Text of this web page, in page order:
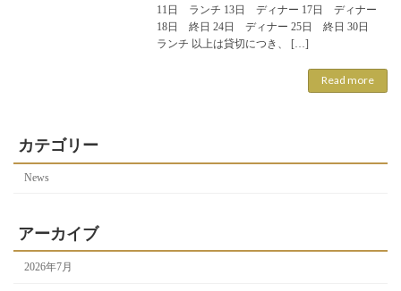
11日 ランチ 13日 ディナー 17日 ディナー
18日 終日 24日 ディナー 25日 終日 30日
ランチ 以上は貸切につき、 […]
Read more
カテゴリー
News
アーカイブ
2026年7月